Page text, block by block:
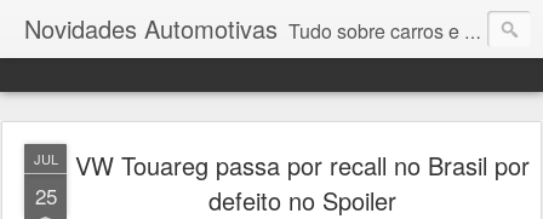
Novidades Automotivas Tudo sobre carros e motores
JUL
25
VW Touareg passa por recall no Brasil por
defeito no Spoiler